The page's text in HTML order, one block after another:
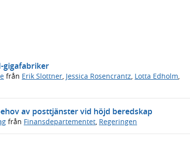
gigafabriker
från Erik Slottner, Jessica Rosencrantz, Lotta Edholm,
av posttjänster vid höjd beredskap
från Finansdepartementet, Regeringen